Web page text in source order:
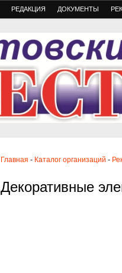
РЕДАКЦИЯ ДОКУМЕНТЫ
Главная - Каталог организаций -
Декоративные